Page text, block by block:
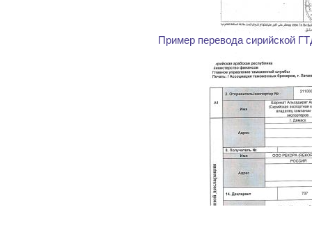
Пример перевода сирийской